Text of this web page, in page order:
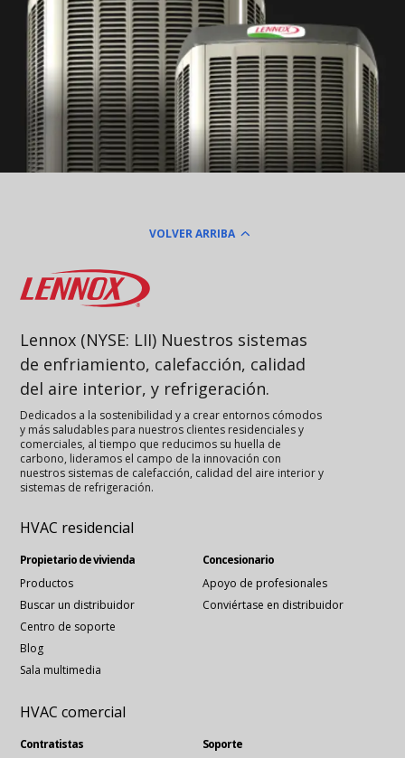
VOLVER ARRIBA
Lennox
Lennox (NYSE: LII) Nuestros sistemas
de enfriamiento, calefacción, calidad
del aire interior, y refrigeración.
Dedicados a la sostenibilidad y a crear entornos cómodos
y más saludables para nuestros clientes residenciales y
comerciales, al tiempo que reducimos su huella de
carbono, lideramos el campo de la innovación con
nuestros sistemas de calefacción, calidad del aire interior y
sistemas de refrigeración.
HVAC residencial
Propietario de vivienda
Productos
Buscar un distribuidor
Centro de soporte
Blog
Sala multimedia
Concesionario
Apoyo de profesionales
Conviértase en distribuidor
HVAC comercial
Contratistas Soporte